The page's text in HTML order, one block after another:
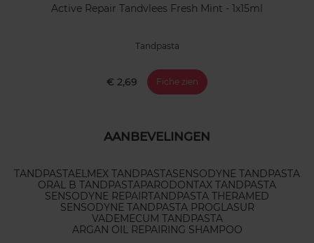
Active Repair Tandvlees Fresh Mint - 1x15ml
Tandpasta
€ 2,69 Fiche zien
AANBEVELINGEN
TANDPASTAELMEX TANDPASTASENSODYNE TANDPASTA
ORAL B TANDPASTAPARODONTAX TANDPASTA
SENSODYNE REPAIRTANDPASTA THERAMED
SENSODYNE TANDPASTA PROGLASUR
VADEMECUM TANDPASTA
ARGAN OIL REPAIRING SHAMPOO